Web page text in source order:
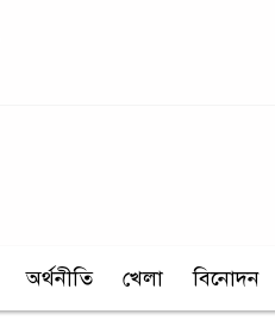
অর্থনীতি খেলা বিনোদন